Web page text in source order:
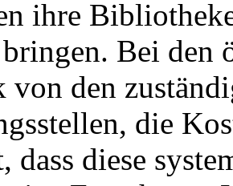
ihre
Bei
von den
die
dass diese